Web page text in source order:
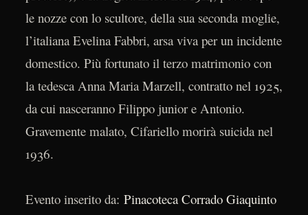
le nozze con lo scultore, della sua seconda moglie,
l’italiana Evelina Fabbri, arsa viva per un incidente
domestico. Più fortunato il terzo matrimonio con
la tedesca Anna Maria Marzell, contratto nel 1925,
da cui nasceranno Filippo junior e Antonio.
Gravemente malato, Cifariello morirà suicida nel
1936.
Evento inserito da: Pinacoteca Corrado Giaquinto